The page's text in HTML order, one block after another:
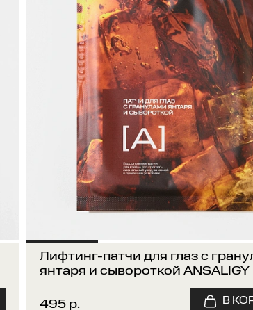
Лифтинг-патчи для глаз с
янтаря и сывороткой ANSALIGY
495 р.